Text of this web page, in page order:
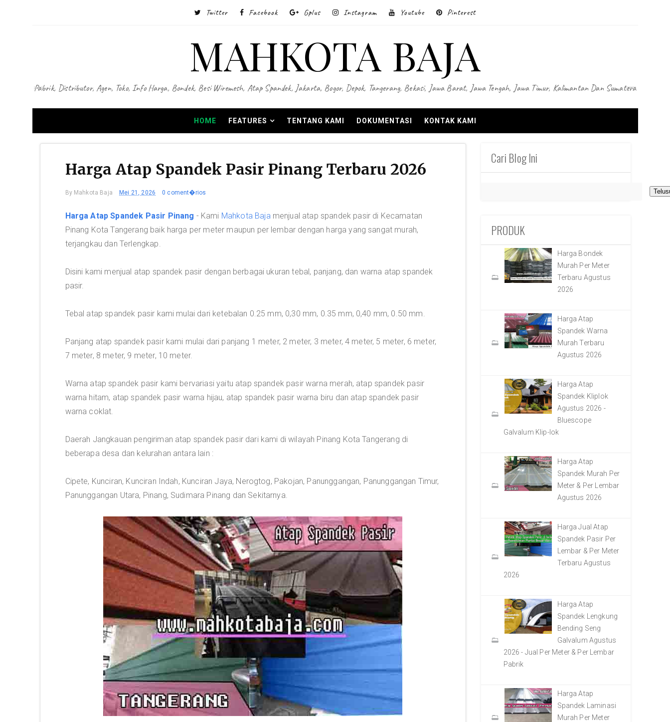
Twitter Facebook Gplus Instagram Youtube Pinterest
MAHKOTA BAJA
Pabrik, Distributor, Agen, Toko, Info Harga, Bondek, Besi Wiremesh, Atap Spandek, Jakarta, Bogor, Depok, Tangerang, Bekasi, Jawa Barat, Jawa Tengah, Jawa Timur, Kalimantan Dan Sumatera
HOME FEATURES TENTANG KAMI DOKUMENTASI KONTAK KAMI
Harga Atap Spandek Pasir Pinang Terbaru 2026
By Mahkota Baja Mei 21, 2026 0 coment�rios
Harga Atap Spandek Pasir Pinang - Kami Mahkota Bajamenjual atap spandek pasir di Kecamatan
Pinang Kota Tangerang baik harga per meter maupun per lembar dengan harga yang sangat murah,
terjangkau dan Terlengkap.
Disini kami menjual atap spandek pasir dengan berbagai ukuran tebal, panjang, dan warna atap spandek
pasir.
Tebal atap spandek pasir kami mulai dari ketebalan 0.25 mm, 0,30 mm, 0.35 mm, 0,40 mm, 0.50 mm.
Panjang atap spandek pasir kami mulai dari panjang 1 meter, 2 meter, 3 meter, 4 meter, 5 meter, 6 meter,
7 meter, 8 meter, 9 meter, 10 meter.
Warna atap spandek pasir kami bervariasi yaitu atap spandek pasir warna merah, atap spandek pasir
warna hitam, atap spandek pasir warna hijau, atap spandek pasir warna biru dan atap spandek pasir
warna coklat.
Daerah Jangkauan pengiriman atap spandek pasir dari kami di wilayah Pinang Kota Tangerang di
beberapa desa dan kelurahan antara lain :
Cipete, Kunciran, Kunciran Indah, Kunciran Jaya, Nerogtog, Pakojan, Panunggangan, Panunggangan Timur,
Panunggangan Utara, Pinang, Sudimara Pinang dan Sekitarnya.
Cari Blog Ini
PRODUK
Harga Bondek
Murah Per Meter
Terbaru Agustus
2026
Harga Atap
Spandek Warna
Murah Terbaru
Agustus 2026
Harga Atap
Spandek Kliplok
Agustus 2026 -
Bluescope
Galvalum Klip-lok
Harga Atap
Spandek Murah Per
Meter & Per Lembar
Agustus 2026
Harga Jual Atap
Spandek Pasir Per
Lembar & Per Meter
Terbaru Agustus
2026
Harga Atap
Spandek Lengkung
Bending Seng
Galvalum Agustus
2026 - Jual Per Meter & Per Lembar
Pabrik
Harga Atap
Spandek Laminasi
Murah Per Meter